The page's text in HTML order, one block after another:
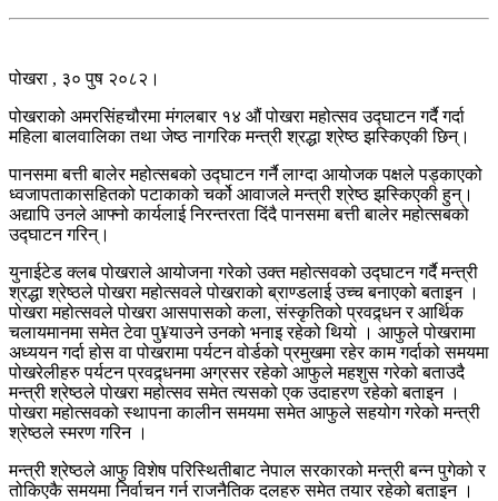
पोखरा , ३० पुष २०८२।
पोखराको अमरसिंहचौरमा मंगलबार १४ औं पोखरा महोत्सव उद्घाटन गर्दै गर्दा
महिला बालवालिका तथा जेष्ठ नागरिक मन्त्री श्रद्धा श्रेष्ठ झस्किएकी छिन्।
पानसमा बत्ती बालेर महोत्सबको उद्घाटन गर्नै लाग्दा आयोजक पक्षले पड्काएको
ध्वजापताकासहितको पटाकाको चर्को आवाजले मन्त्री श्रेष्ठ झस्किएकी हुन्।
अद्यापि उनले आफ्नो कार्यलाई निरन्तरता दिंदै पानसमा बत्ती बालेर महोत्सबको
उद्घाटन गरिन्।
युनाईटेड क्लब पोखराले आयोजना गरेको उक्त महोत्सवको उद्घाटन गर्दै मन्त्री
श्रद्धा श्रेष्ठले पोखरा महोत्सवले पोखराको ब्राण्डलाई उच्च बनाएको बताइन ।
पोखरा महोत्सवले पोखरा आसपासको कला, संस्कृतिको प्रवद्र्धन र आर्थिक
चलायमानमा समेत टेवा पु¥याउने उनको भनाइ रहेको थियो । आफुले पोखरामा
अध्ययन गर्दा होस वा पोखरामा पर्यटन वोर्डको प्रमुखमा रहेर काम गर्दाको समयमा
पोखरेलीहरु पर्यटन प्रवद्र्धनमा अग्रसर रहेको आफुले महशुस गरेको बताउदै
मन्त्री श्रेष्ठले पोखरा महोत्सव समेत त्यसको एक उदाहरण रहेको बताइन ।
पोखरा महोत्सवको स्थापना कालीन समयमा समेत आफुले सहयोग गरेको मन्त्री
श्रेष्ठले स्मरण गरिन ।
मन्त्री श्रेष्ठले आफु विशेष परिस्थितीबाट नेपाल सरकारको मन्त्री बन्न पुगेको र
तोकिएकै समयमा निर्वाचन गर्न राजनैतिक दलहरु समेत तयार रहेको बताइन ।